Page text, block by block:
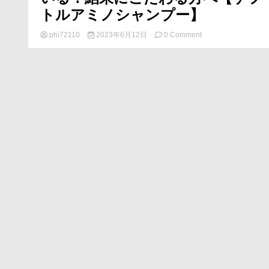
トルアミノシャンプー】
phi72110 2023年6月12日 0 Commenton
万